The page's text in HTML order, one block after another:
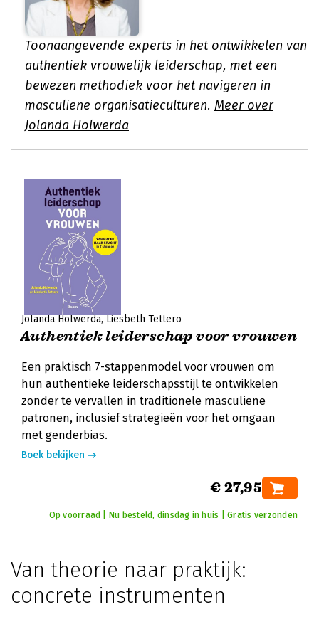
Toonaangevende experts in het ontwikkelen van
authentiek vrouwelijk leiderschap, met een
bewezen methodiek voor het navigeren in
masculiene organisatieculturen. Meer over
Jolanda Holwerda
Jolanda Holwerda Liesbeth Tettero
Authentiek leiderschap voor vrouwen
Een praktisch 7-stappenmodel voor vrouwen om
hun authentieke leiderschapsstijl te ontwikkelen
zonder te vervallen in traditionele masculiene
patronen, inclusief strategieën voor het omgaan
met genderbias.
Boek bekijken
€ 27,95
Op voorraad | Nu besteld, dinsdag in huis | Gratis verzonden
Van theorie naar praktijk:
concrete instrumenten